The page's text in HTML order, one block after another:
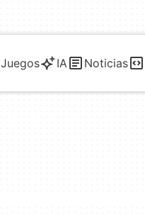
Juegos IA Noticias